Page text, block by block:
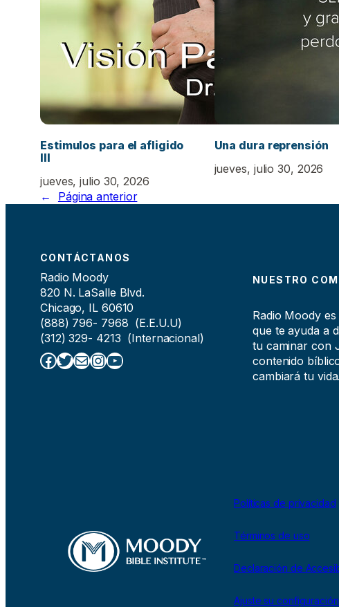
Estimulos para el afligido
III
jueves, julio 30, 2026
Una dura reprensión
jueves, julio 30, 2026
←
Página anterior
CONTÁCTANOS
Radio Moody
820 N. LaSalle Blvd.
Chicago, IL 60610
(888) 796- 7968 (E.E.U.U)
(312) 329- 4213 (Internacional)
Facebook Twitter Correo electrónico InstagramYouTube
NUESTRO
Radio Moody
que te ayuda a
tu caminar con
contenido
cambiará tu vida.
Políticas de privacidad
Términos de uso
Declaración de
Ajuste su